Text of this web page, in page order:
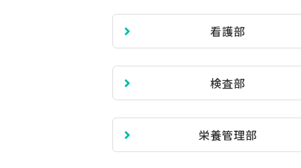
看護部
検査部
栄養管理部